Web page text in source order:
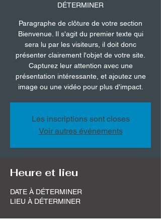
DÉTERMINER
Paragraphe de clôture de votre section
Bienvenue. Il s'agit du premier texte qui
sera lu par les visiteurs, il doit donc
présenter clairement l'objet de votre site.
Capturez leur attention avec une
présentation intéressante, et ajoutez une
image ou une vidéo pour plus d'impact.
Les inscriptions sont closes
Voir autres événements
Heure et lieu
DATE À DÉTERMINER
LIEU À DÉTERMINER